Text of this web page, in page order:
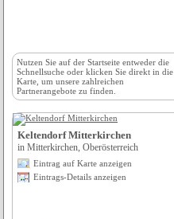
Nutzen Sie auf der Startseite entweder die
Schnellsuche oder klicken Sie direkt in die
Karte, um unsere zahlreichen
Partnerangebote zu finden.
Keltendorf Mitterkirchen
in Mitterkirchen, Oberösterreich
Eintrag auf Karte anzeigen
Eintrags-Details anzeigen